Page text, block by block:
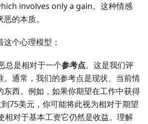
involves only a gain。这种情感
的本质。
个心理模型：
总是相对于一个参考点。这是我们评
。通常，我们的参考点是现状、当前情
东西。例如，如果你期望在工作中获得
75美元，你可能将此视为相对于期望
相对于基本工资它仍然是收益。理解